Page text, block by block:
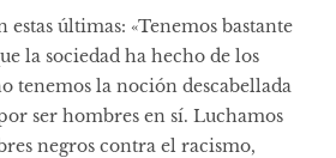
últimas: «Tenemos bastante
la sociedad ha hecho de los
tenemos la noción descabellada
ser hombres en sí. Luchamos
negros contra el racismo,